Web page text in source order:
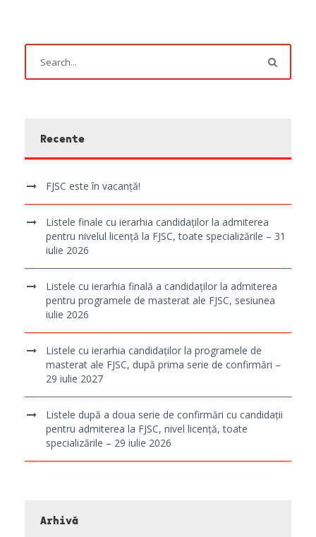
Recente
FJSC este în vacanță!
Listele finale cu ierarhia candidaților la admiterea
pentru nivelul licență la FJSC, toate specializările – 31
iulie 2026
Listele cu ierarhia finală a candidaților la admiterea
pentru programele de masterat ale FJSC, sesiunea
iulie 2026
Listele cu ierarhia candidaților la programele de
masterat ale FJSC, după prima serie de confirmări –
29 iulie 2027
Listele după a doua serie de confirmări cu candidații
pentru admiterea la FJSC, nivel licență, toate
specializările – 29 iulie 2026
Arhivă